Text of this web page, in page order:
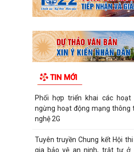
TIN MỚI
Phối hợp triển khai các
ngừng hoạt động mạng thông
nghệ 2G
Tuyên truyền Chung kết Hội
gia bảo vệ an ninh, trật tự ở